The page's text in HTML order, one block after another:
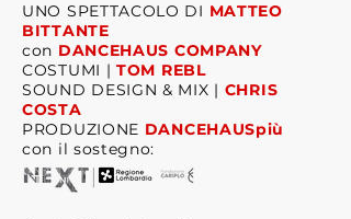
UNO SPETTACOLO DI MATTEO
BITTANTE
con DANCEHAUS COMPANY
COSTUMI | TOM REBL
SOUND DESIGN & MIX | CHRIS
COSTA
PRODUZIONE DANCEHAUSpiù
con il sostegno: